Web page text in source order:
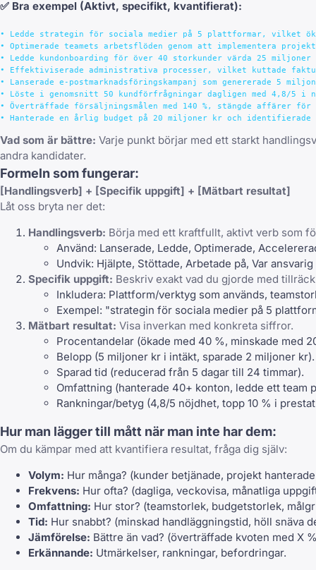
✅ Bra exempel (Aktivt, specifikt, kvantifierat):
• Ledde strategin för sociala medier på 5 plattformar, vilket
• Optimerade teamets arbetsflöden genom att implementera
• Ledde kundonboarding för över 40 storkunder värda 25
• Effektiviserade administrativa processer, vilket kuttade
• Lanserade e-postmarknadsföringskampanj som genererade 5
• Löste i genomsnitt 50 kundförfrågningar dagligen med 4,8/5
• Överträffade försäljningsmålen med 140 %, stängde affärer
Vad som är bättre: Varje punkt börjar med ett starkt
andra kandidater.
Formeln som fungerar:
[Handlingsverb] + [Specifik uppgift] + [Mätbart resultat]
Låt oss bryta ner det:
Handlingsverb: Börja med ett kraftfullt, aktivt verb som
Använd: Lanserade, Ledde, Optimerade,
Undvik: Hjälpte, Stöttade, Arbetade på, Var
Specifik uppgift: Beskriv exakt vad du gjorde med
Inkludera: Plattform/verktyg som används,
Exempel: "strategin för sociala medier på 5
Mätbart resultat: Visa inverkan med konkreta siffror.
Procentandelar (ökade med 40 %, minskade med
Belopp (5 miljoner kr i intäkt, sparade 2 miljoner kr).
Sparad tid (reducerad från 5 dagar till 24 timmar).
Omfattning (hanterade 40+ konton, ledde ett team
Rankningar/betyg (4,8/5 nöjdhet, topp 10 % i
Hur man lägger till mått när man inte har dem:
Om du kämpar med att kvantifiera resultat, fråga dig själv:
Volym: Hur många? (kunder betjänade, projekt
Frekvens: Hur ofta? (dagliga, veckovisa, månatliga
Omfattning: Hur stor? (teamstorlek, budgetstorlek,
Tid: Hur snabbt? (minskad handläggningstid, höll snäva
Jämförelse: Bättre än vad? (överträffade kvoten med X
Erkännande: Utmärkelser, rankningar, befordringar.